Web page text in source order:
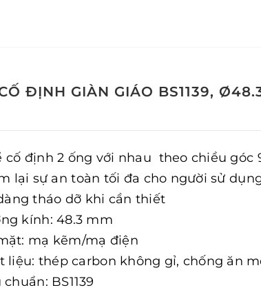
ĐỊNH GIÀN GIÁO BS1139,
cố định 2 ống với nhau theo chiều góc
lại sự an toàn tối đa cho người sử
tháo dỡ khi cần thiết
kính: 48.3 mm
mạ kẽm/mạ điện
liệu: thép carbon không gỉ, chống ăn
chuẩn: BS1139